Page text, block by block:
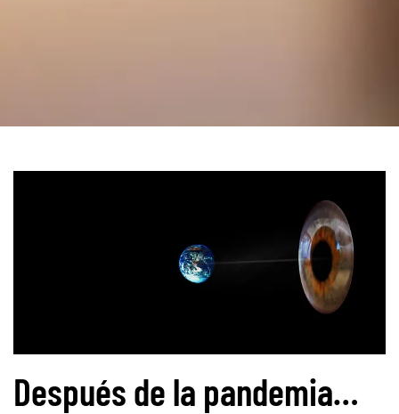
Después de la pandemia…